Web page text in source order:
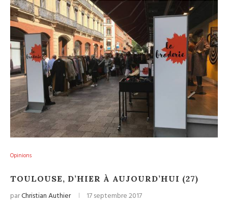
Opinions
TOULOUSE, D’HIER À AUJOURD’HUI (27)
parChristian Authier 17 septembre 2017